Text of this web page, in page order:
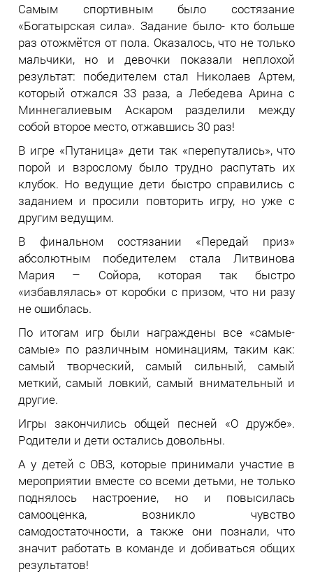
Самым спортивным было состязание
«Богатырская сила». Задание было- кто больше
раз отожмётся от пола. Оказалось, что не только
мальчики, но и девочки показали неплохой
результат: победителем стал Николаев Артем,
который отжался 33 раза, а Лебедева Арина с
Миннегалиевым Аскаром разделили между
собой второе место, отжавшись 30 раз!
В игре «Путаница» дети так «перепутались», что
порой и взрослому было трудно распутать их
клубок. Но ведущие дети быстро справились с
заданием и просили повторить игру, но уже с
другим ведущим.
В финальном состязании «Передай приз»
абсолютным победителем стала Литвинова
Мария – Сойора, которая так быстро
«избавлялась» от коробки с призом, что ни разу
не ошиблась.
По итогам игр были награждены все «самые-
самые» по различным номинациям, таким как:
самый творческий, самый сильный, самый
меткий, самый ловкий, самый внимательный и
другие.
Игры закончились общей песней «О дружбе».
Родители и дети остались довольны.
А у детей с ОВЗ, которые принимали участие в
мероприятии вместе со всеми детьми, не только
поднялось настроение, но и повысилась
самооценка, возникло чувство
самодостаточности, а также они познали, что
значит работать в команде и добиваться общих
результатов!